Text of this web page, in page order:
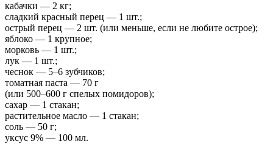
кабачки — 2 кг;
сладкий красный перец — 1 шт.;
острый перец — 2 шт. (или меньше, если не любите острое);
яблоко — 1 крупное;
морковь — 1 шт.;
лук — 1 шт.;
чеснок — 5–6 зубчиков;
томатная паста — 70 г
(или 500–600 г спелых помидоров);
сахар — 1 стакан;
растительное масло — 1 стакан;
соль — 50 г;
уксус 9% — 100 мл.